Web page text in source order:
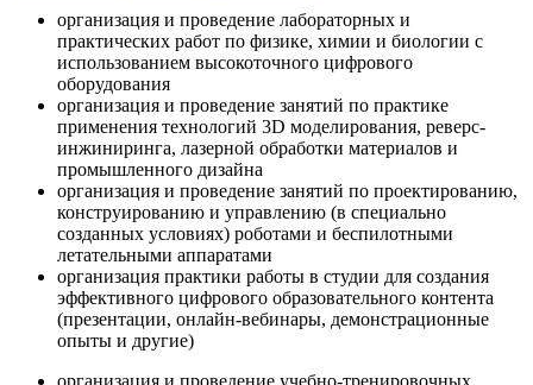
организация и проведение лабораторных и
практических работ по физике, химии и биологии с
использованием высокоточного цифрового
оборудования
организация и проведение занятий по практике
применения технологий 3D моделирования, реверс-
инжиниринга, лазерной обработки материалов и
промышленного дизайна
организация и проведение занятий по проектированию,
конструированию и управлению (в специально
созданных условиях) роботами и беспилотными
летательными аппаратами
организация практики работы в студии для создания
эффективного цифрового образовательного контента
(презентации, онлайн-вебинары, демонстрационные
опыты и другие)
организация и проведение учебно-тренировочных